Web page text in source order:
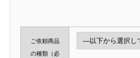
ご依頼商品
の種類（必